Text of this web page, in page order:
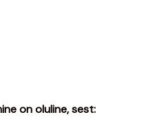
on oluline, sest: